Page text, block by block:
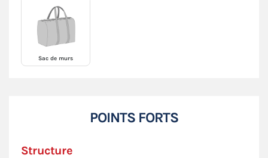
Sac de murs
POINTS FORTS
Structure